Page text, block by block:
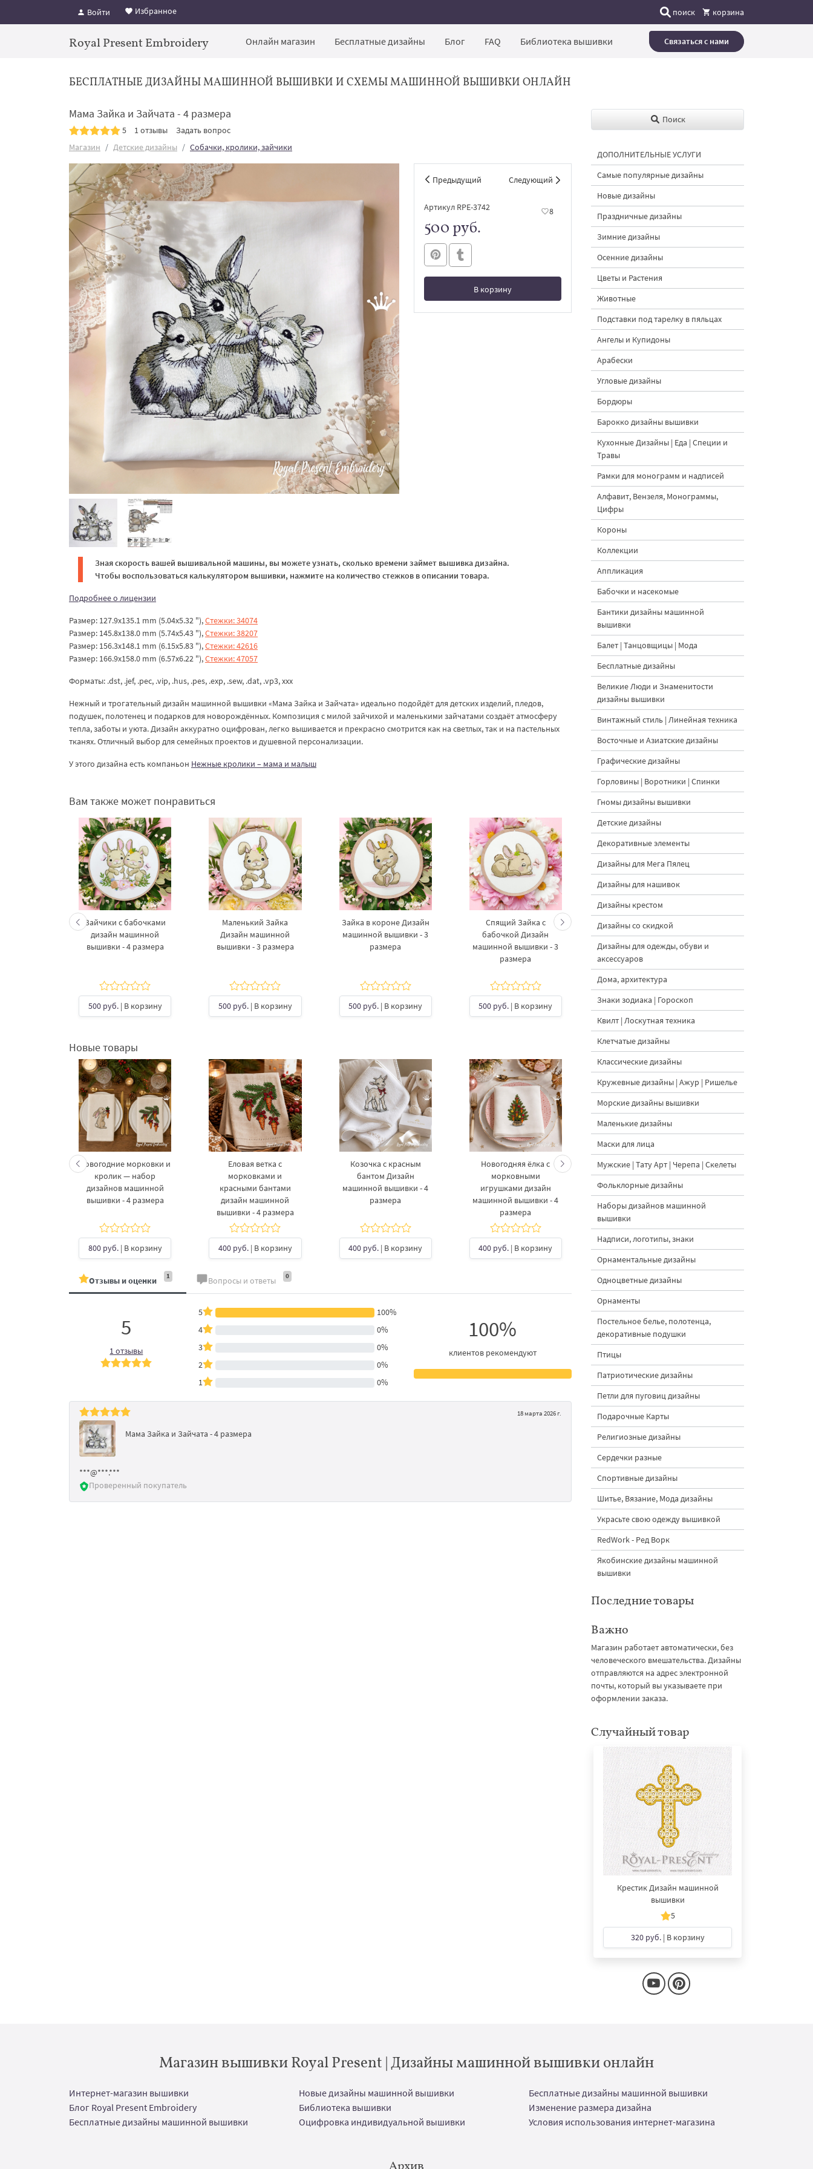
Войти Избранное поиск корзина
Royal Present Embroidery Онлайн магазин Бесплатные дизайны Блог FAQ Библиотека вышивки Связаться с нами
БЕСПЛАТНЫЕ ДИЗАЙНЫ МАШИННОЙ ВЫШИВКИ И СХЕМЫ МАШИННОЙ ВЫШИВКИ ОНЛАЙН
Мама Зайка и Зайчата - 4 размера
5 1 отзывы
Задать вопрос
Магазин
Детские дизайны Собачки, кролики, зайчики
Предыдущий Следующий
Артикул RPE-3742 8
500 руб.
В корзину
В корзине
Зная скорость вашей вышивальной машины, вы можете узнать, сколько времени займет вышивка дизайна.
Чтобы воспользоваться калькулятором вышивки, нажмите на количество стежков в описании товара.
Подробнее о лицензии
Размер: 127.9x135.1 mm (5.04x5.32 "),Стежки: 34074
Размер: 145.8x138.0 mm (5.74x5.43 "),Стежки: 38207
Размер: 156.3x148.1 mm (6.15x5.83 "),Стежки: 42616
Размер: 166.9x158.0 mm (6.57x6.22 "),Стежки: 47057
Форматы: .dst, .jef, .pec, .vip, .hus, .pes, .exp, .sew, .dat, .vp3, ххх
Нежный и трогательный дизайн машинной вышивки «Мама Зайка и Зайчата» идеально подойдёт для детских изделий, пледов,
подушек, полотенец и подарков для новорождённых. Композиция с милой зайчихой и маленькими зайчатами создаёт атмосферу
тепла, заботы и уюта. Дизайн аккуратно оцифрован, легко вышивается и прекрасно смотрится как на светлых, так и на пастельных
тканях. Отличный выбор для семейных проектов и душевной персонализации.
У этого дизайна есть компаньон Нежные кролики – мама и малыш
Вам также может понравиться
Зайчики с бабочками
дизайн машинной
вышивки - 4 размера
500 руб.| В корзину
Маленький Зайка
Дизайн машинной
вышивки - 3 размера
500 руб.| В корзину
Зайка в короне Дизайн
машинной вышивки - 3
размера
500 руб. | В корзину
Спящий Зайка с
бабочкой Дизайн
машинной вышивки - 3
размера
500 руб. | В корзину
Кролики – мама и
малыш большой - 4
размера
600 руб.| В корзину
Крольчата - 4
Новые товары
Новогодние морковки и
кролик — набор
дизайнов машинной
вышивки - 4 размера
800 руб.| В корзину
Еловая ветка с
морковками и
красными бантами
дизайн машинной
вышивки - 4 размера
400 руб.| В корзину
Козочка с красным
бантом Дизайн
машинной вышивки - 4
размера
400 руб. | В корзину
Новогодняя ёлка с
морковными
игрушками дизайн
машинной вышивки - 4
размера
400 руб. | В корзину
Кролик украшает ёлку
морковками дизайн
машинной вышивки - 3
размера
500 руб.| В корзину 500 руб.
Отзывы и оценки 1 Вопросы и ответы 0
5
1 отзывы
5
100%
4
0%
3
0%
2
0%
1
0%
100%
клиентов рекомендуют
18 марта 2026 г.
Мама Зайка и Зайчата - 4 размера
***@***.***
Проверенный покупатель
Поиск
ДОПОЛНИТЕЛЬНЫЕ УСЛУГИ
Самые популярные дизайны
Новые дизайны
Праздничные дизайны
Зимние дизайны
Осенние дизайны
Цветы и Растения
Животные
Подставки под тарелку в пяльцах
Ангелы и Купидоны
Арабески
Угловые дизайны
Бордюры
Барокко дизайны вышивки
Кухонные Дизайны | Еда | Специи и
Травы
Рамки для монограмм и надписей
Алфавит, Вензеля, Монограммы,
Цифры
Короны
Коллекции
Аппликация
Бабочки и насекомые
Бантики дизайны машинной
вышивки
Балет | Танцовщицы | Мода
Бесплатные дизайны
Великие Люди и Знаменитости
дизайны вышивки
Винтажный стиль | Линейная техника
Восточные и Азиатские дизайны
Графические дизайны
Горловины | Воротники | Спинки
Гномы дизайны вышивки
Детские дизайны
Декоративные элементы
Дизайны для Мега Пялец
Дизайны для нашивок
Дизайны крестом
Дизайны со скидкой
Дизайны для одежды, обуви и
аксессуаров
Дома, архитектура
Знаки зодиака | Гороскоп
Квилт | Лоскутная техника
Клетчатые дизайны
Классические дизайны
Кружевные дизайны | Ажур | Ришелье
Морские дизайны вышивки
Маленькие дизайны
Маски для лица
Мужские | Тату Арт | Черепа | Скелеты
Фольклорные дизайны
Наборы дизайнов машинной
вышивки
Надписи, логотипы, знаки
Орнаментальные дизайны
Одноцветные дизайны
Орнаменты
Постельное белье, полотенца,
декоративные подушки
Птицы
Патриотические дизайны
Петли для пуговиц дизайны
Подарочные Карты
Религиозные дизайны
Сердечки разные
Спортивные дизайны
Шитье, Вязание, Мода дизайны
Украсьте свою одежду вышивкой
RedWork - Ред Ворк
Якобинские дизайны машинной
вышивки
Последние товары
Важно
Магазин работает автоматически, без
человеческого вмешательства. Дизайны
отправляются на адрес электронной
почты, который вы указываете при
оформлении заказа.
Случайный товар
Крестик Дизайн машинной
вышивки
5
320 руб.| В корзину
Магазин вышивки Royal Present | Дизайны машинной вышивки онлайн
Интернет-магазин вышивки Новые дизайны машинной вышивки
Бесплатные дизайны машинной вышивки
Блог Royal Present Embroidery
Библиотека вышивки
Изменение размера дизайна
Бесплатные дизайны машинной вышивки
Оцифровка индивидуальной вышивки Условия использования интернет-магазина
Архив